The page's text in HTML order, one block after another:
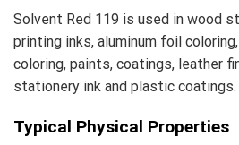
Solvent Red 119 is used in wood
printing inks, aluminum foil
coloring, paints, coatings, leather
stationery ink and plastic coatings.
Typical Physical Properties